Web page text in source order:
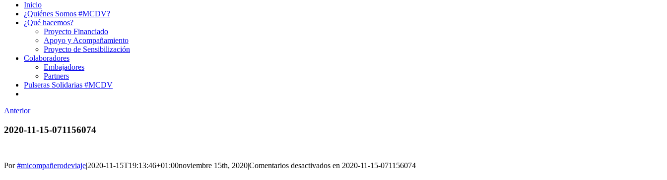
Inicio
¿Quiénes Somos #MCDV?
¿Qué hacemos?
Proyecto Financiado
Apoyo y Acompañamiento
Proyecto de Sensibilización
Colaboradores
Embajadores
Partners
Pulseras Solidarias #MCDV
Anterior
2020-11-15-071156074
Por#micompañerodeviaje|2020-11-15T19:13:46+01:00noviembre 15th, 2020|Comentarios desactivados en 2020-11-15-071156074